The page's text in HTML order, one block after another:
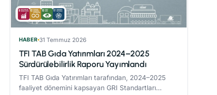
HABER 31 Temmuz 2026
TFI TAB Gıda Yatırımları 2024–2025
Sürdürülebilirlik Raporu Yayımlandı
TFI TAB Gıda Yatırımları tarafından, 2024–2025
faaliyet dönemini kapsayan GRI Standartları